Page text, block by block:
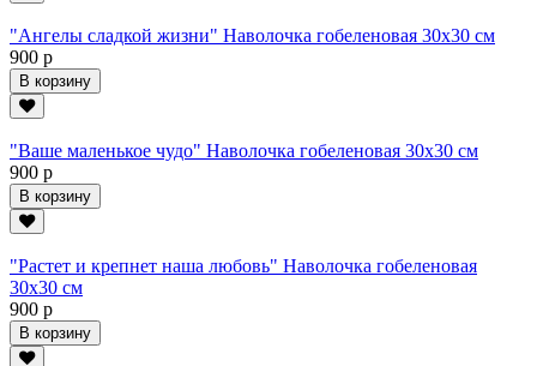
"Ангелы сладкой жизни" Наволочка гобеленовая 30х30 см
900 р
В корзину
"Ваше маленькое чудо" Наволочка гобеленовая 30х30 см
900 р
В корзину
"Растет и крепнет наша любовь" Наволочка гобеленовая
30х30 см
900 р
В корзину